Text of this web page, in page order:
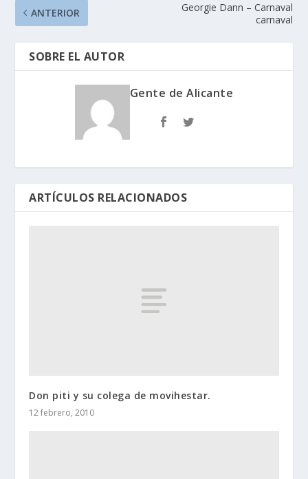
ANTERIOR
Georgie Dann – Carnaval
carnaval
SOBRE EL AUTOR
Gente de Alicante
ARTÍCULOS RELACIONADOS
Don piti y su colega de movihestar.
12 febrero, 2010